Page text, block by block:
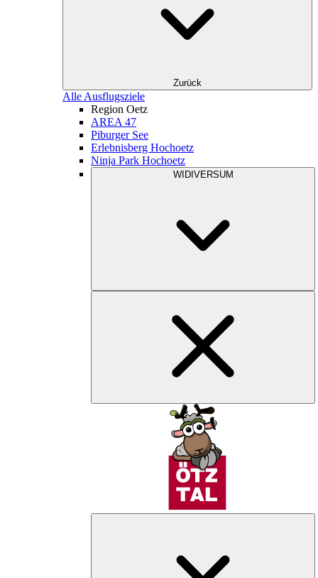
Zurück
Alle Ausflugsziele
Region Oetz
AREA 47
Piburger See
Erlebnisberg Hochoetz
Ninja Park Hochoetz
WIDIVERSUM